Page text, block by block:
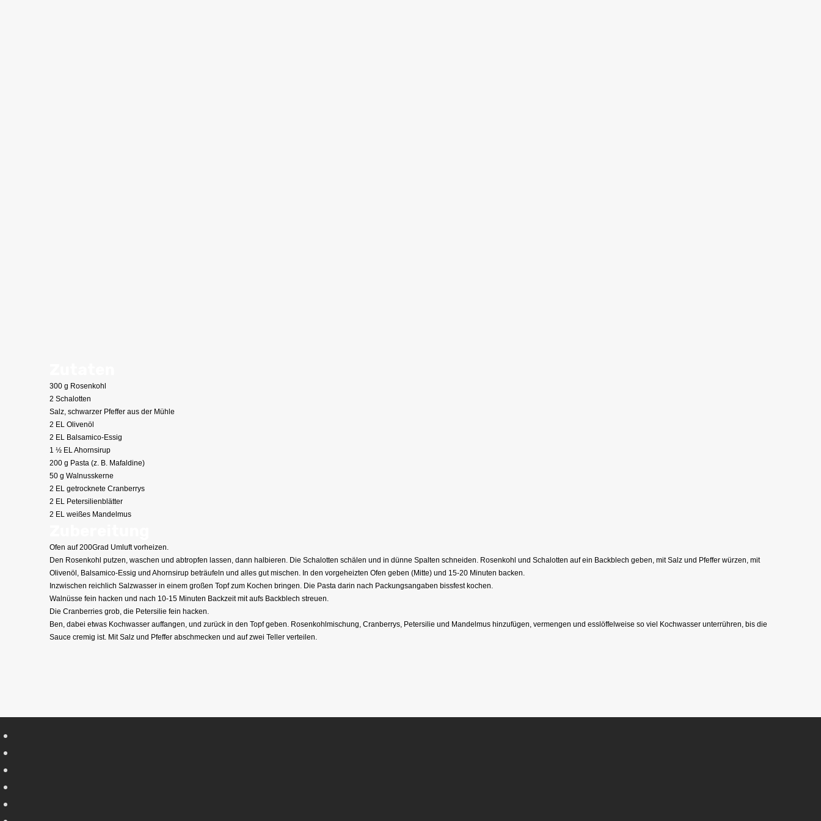
300 g Rosenkohl
2 Schalotten
Salz, schwarzer Pfeffer aus der Mühle
2 EL Olivenöl
2 EL Balsamico-Essig
1 ½ EL Ahornsirup
200 g Pasta (z. B. Mafaldine)
50 g Walnusskerne
2 EL getrocknete Cranberrys
2 EL Petersilienblätter
2 EL weißes Mandelmus
Ofen auf 200Grad Umluft vorheizen.
Den Rosenkohl putzen, waschen und abtropfen lassen, dann halbieren. Die Schalotten schälen und in dünne Spalten schneiden. Rosenkohl und Schalotten auf ein Backblech geben, mit Salz und Pfeffer würzen, mit
Olivenöl, Balsamico-Essig und Ahornsirup beträufeln und alles gut mischen. In den vorgeheizten Ofen geben (Mitte) und 15-20 Minuten backen.
Inzwischen reichlich Salzwasser in einem großen Topf zum Kochen bringen. Die Pasta darin nach Packungsangaben bissfest kochen.
Walnüsse fein hacken und nach 10-15 Minuten Backzeit mit aufs Backblech streuen.
Die Cranberries grob, die Petersilie fein hacken.
Ben, dabei etwas Kochwasser auffangen, und zurück in den Topf geben. Rosenkohlmischung, Cranberrys, Petersilie und Mandelmus hinzufügen, vermengen und esslöffelweise so viel Kochwasser unterrühren, bis die
Sauce cremig ist. Mit Salz und Pfeffer abschmecken und auf zwei Teller verteilen.